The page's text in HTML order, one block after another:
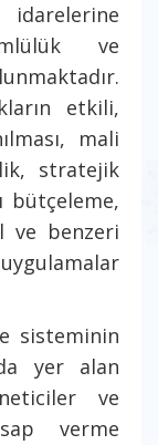
ve
etkili,
mali
stratejik
bütçeleme,
ve benzeri
sisteminin
yer alan
ve
verme